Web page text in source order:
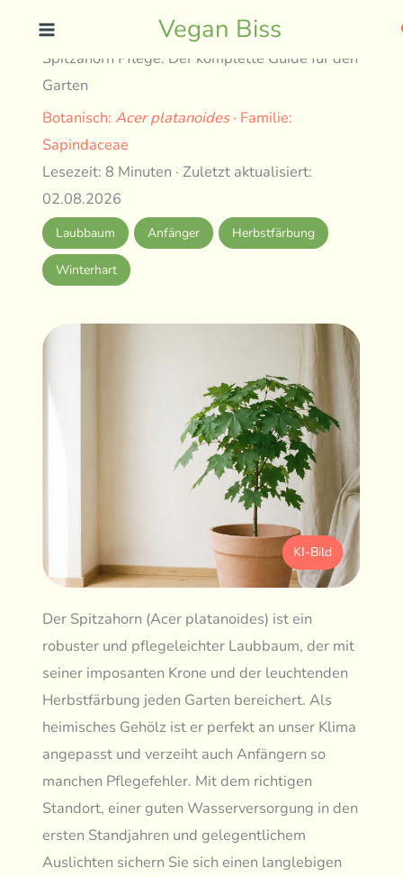
content
Vegan Biss
Spitzahorn Pflege: Der komplette Guide für den
Garten
Botanisch:Acer platanoides· Familie:
Sapindaceae
Lesezeit: 8 Minuten · Zuletzt aktualisiert:
02.08.2026
Laubbaum Anfänger Herbstfärbung
Winterhart
KI-Bild
Der Spitzahorn (Acer platanoides) ist ein
robuster und pflegeleichter Laubbaum, der mit
seiner imposanten Krone und der leuchtenden
Herbstfärbung jeden Garten bereichert. Als
heimisches Gehölz ist er perfekt an unser Klima
angepasst und verzeiht auch Anfängern so
manchen Pflegefehler. Mit dem richtigen
Standort, einer guten Wasserversorgung in den
ersten Standjahren und gelegentlichem
Auslichten sichern Sie sich einen langlebigen